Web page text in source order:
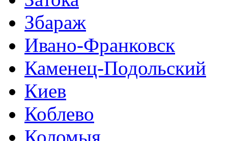
Збараж
Ивано-Франковск
Каменец-Подольский
Киев
Коблево